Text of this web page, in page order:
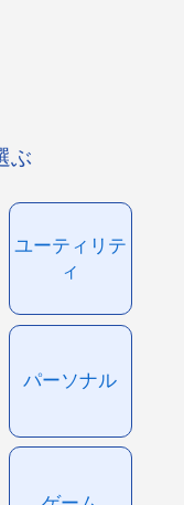
ぶ
ユーティリテ
ィ
パーソナル